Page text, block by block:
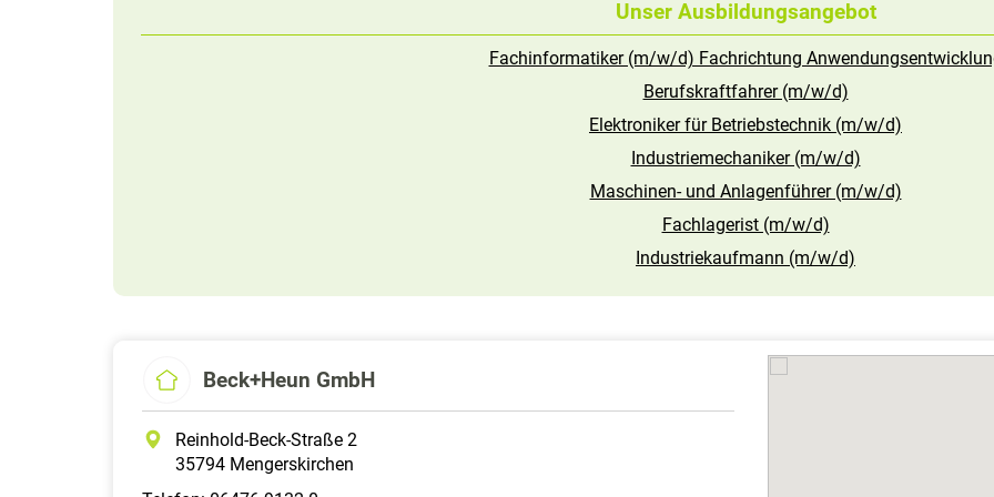
Unser Ausbildungsangebot
Fachinformatiker (m/w/d) Fachrichtung
Berufskraftfahrer (m/w/d)
Elektroniker für Betriebstechnik (m/w/d)
Industriemechaniker (m/w/d)
Maschinen- und Anlagenführer (m/w/d)
Fachlagerist (m/w/d)
Industriekaufmann (m/w/d)
Beck+Heun GmbH
Reinhold-Beck-Straße 2
35794 Mengerskirchen